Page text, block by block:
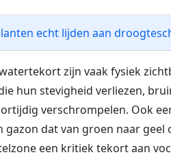
echt lijden aan
zijn vaak fysiek
hun stevigheid verliezen,
verschrompelen. Ook
gazon dat van groen naar
een kritiek tekort aan